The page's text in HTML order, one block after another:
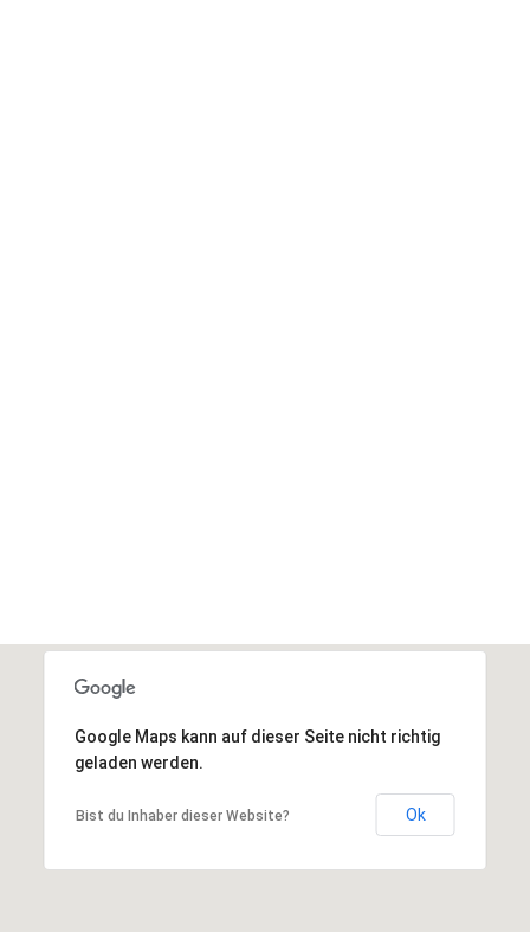
Google Maps kann auf dieser Seite nicht richtig
geladen werden.
Bist du Inhaber dieser Website? Ok